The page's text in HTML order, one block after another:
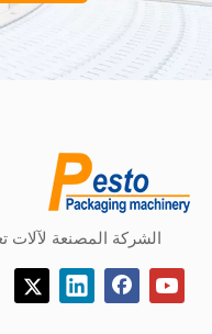
الشركة المصنعة لآلات